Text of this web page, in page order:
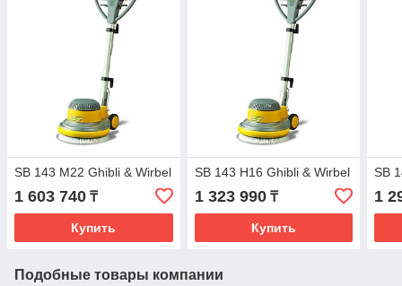
SB 143 М22 Ghibli & Wirbel
1 603 740 ₸
Купить
SB 143 Н16 Ghibli & Wirbel
1 323 990₸
Купить
SB
1
Подобные товары компании